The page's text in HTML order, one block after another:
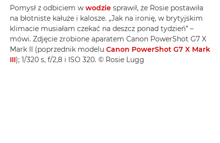
Pomysł z odbiciem w wodzie sprawił, że Rosie postawiła
na błotniste kałuże i kalosze. „Jak na ironię, w brytyjskim
klimacie musiałam czekać na deszcz ponad tydzień” –
mówi. Zdjęcie zrobione aparatem Canon PowerShot G7 X
Mark II (poprzednik modelu Canon PowerShot G7 X Mark
III); 1/320 s, f/2,8 i ISO 320. © Rosie Lugg